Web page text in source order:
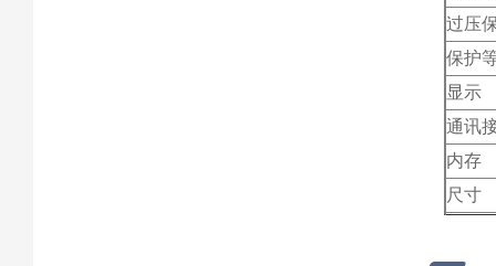
过压
保护
显示
通讯
内存
尺寸